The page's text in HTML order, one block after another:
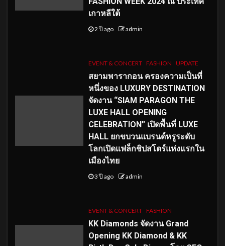
เกาหลีใต้
2 ปี ago admin
EVENT & CONCERT FASHION UPDATE
สยามพารากอน ครองความเป็นที่
หนึ่งของ LUXURY DESTINATION
จัดงาน “SIAM PARAGON THE
LUXE HALL OPENING
CELEBRATION” เปิดพื้นที่ LUXE
HALL ยกขบวนแบรนด์หรูระดับ
โลกเปิดแฟล็กชิปสโตร์แห่งแรกใน
เมืองไทย
3 ปี ago admin
EVENT & CONCERT FASHION
KK Diamonds จัดงาน Grand
Opening KK Diamond & KK